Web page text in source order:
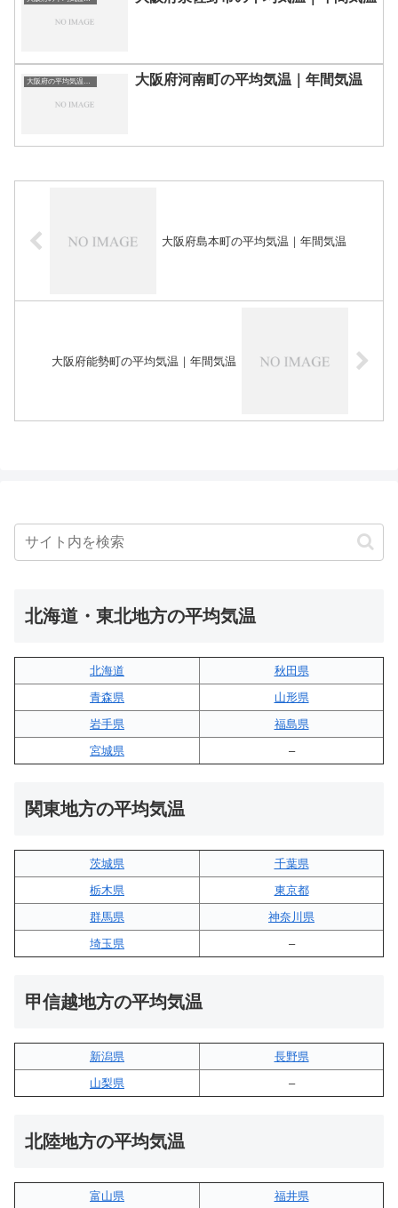
大阪府の平均気温まとめ 大阪府河南町の平均気温｜年間気温
大阪府島本町の平均気温｜年間気温
大阪府能勢町の平均気温｜年間気温
北海道・東北地方の平均気温
北海道
秋田県
青森県
山形県
岩手県
福島県
宮城県
–
関東地方の平均気温
茨城県
千葉県
栃木県
東京都
群馬県
神奈川県
埼玉県
–
甲信越地方の平均気温
新潟県
長野県
山梨県
–
北陸地方の平均気温
富山県
福井県